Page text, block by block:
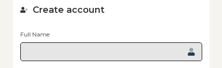
Create account
Full Name